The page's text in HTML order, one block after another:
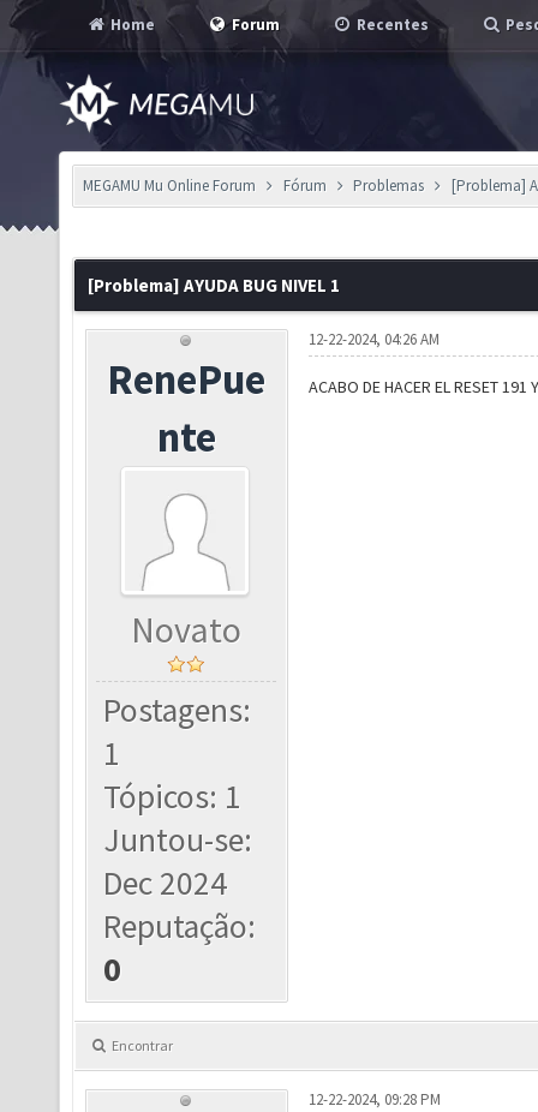
Home Forum Recentes
MEGAMU Mu Online Forum Fórum Problemas [Problema]
[Problema] AYUDA BUG NIVEL 1
RenePue
nte
Novato
Postagens:
1
Tópicos: 1
Juntou-se:
Dec 2024
Reputação:
0
12-22-2024, 04:26 AM
ACABO DE HACER EL RESET 191
Encontrar
12-22-2024, 09:28 PM